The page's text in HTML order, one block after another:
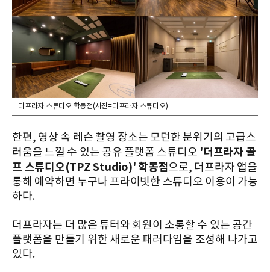
더프라자 스튜디오 학동점(사진=더프라자 스튜디오)
한편, 영상 속 레슨 촬영 장소는 모던한 분위기의 고급스
러움을 느낄 수 있는 공유 플랫폼 스튜디오 '더프라자 골
프 스튜디오(TPZ Studio)' 학동점으로, 더프라자 앱을
통해 예약하면 누구나 프라이빗한 스튜디오 이용이 가능
하다.
더프라자는 더 많은 튜터와 회원이 소통할 수 있는 공간
플랫폼을 만들기 위한 새로운 패러다임을 조성해 나가고
있다.